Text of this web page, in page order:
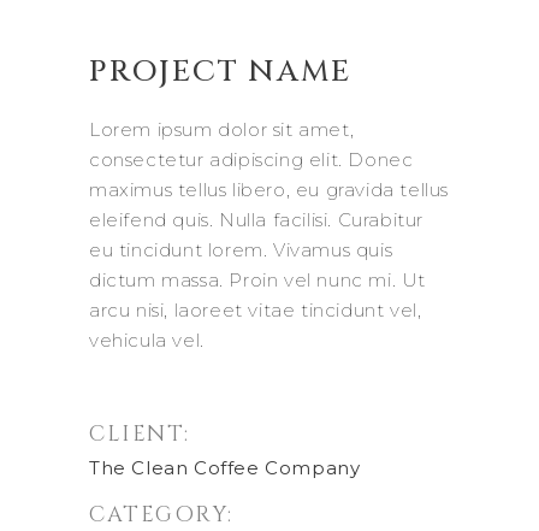
PROJECT NAME
Lorem ipsum dolor sit amet,
consectetur adipiscing elit. Donec
maximus tellus libero, eu gravida tellus
eleifend quis. Nulla facilisi. Curabitur
eu tincidunt lorem. Vivamus quis
dictum massa. Proin vel nunc mi. Ut
arcu nisi, laoreet vitae tincidunt vel,
vehicula vel.
CLIENT:
The Clean Coffee Company
CATEGORY: